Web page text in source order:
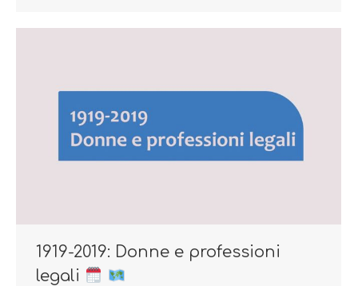
1919-2019: Donne e professioni
legali